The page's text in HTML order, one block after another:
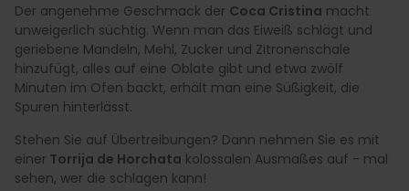
Der angenehme Geschmack der Coca Cristina macht
unweigerlich süchtig. Wenn man das Eiweiß schlägt und
geriebene Mandeln, Mehl, Zucker und Zitronenschale
hinzufügt, alles auf eine Oblate gibt und etwa zwölf
Minuten im Ofen backt, erhält man eine Süßigkeit, die
Spuren hinterlässt.
Stehen Sie auf Übertreibungen? Dann nehmen Sie es mit
einer Torrija de Horchata kolossalen Ausmaßes auf - mal
sehen, wer die schlagen kann!